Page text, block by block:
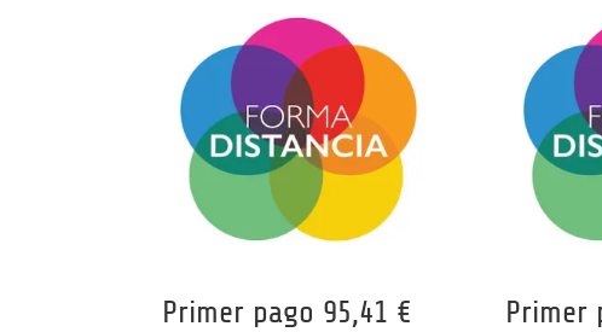
Primer pago 95,41 € Primer